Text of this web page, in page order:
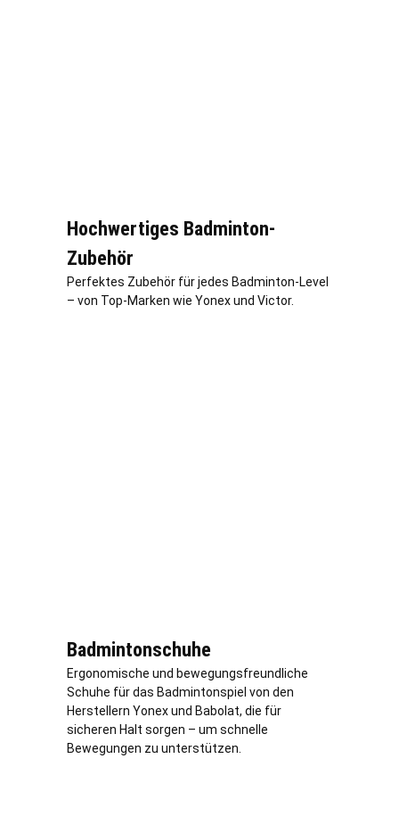
Hochwertiges Badminton-
Zubehör
Perfektes Zubehör für jedes Badminton-Level
– von Top-Marken wie Yonex und Victor.
Badmintonschuhe
Ergonomische und bewegungsfreundliche
Schuhe für das Badmintonspiel von den
Herstellern Yonex und Babolat, die für
sicheren Halt sorgen – um schnelle
Bewegungen zu unterstützen.